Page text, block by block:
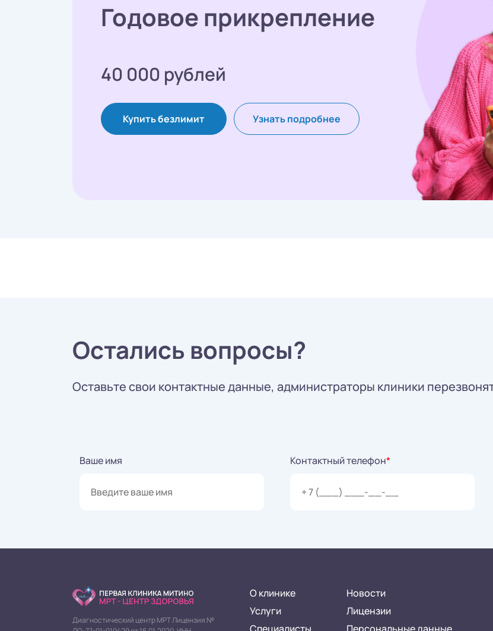
Годовое прикрепление
40 000 рублей
Купить безлимит Узнать подробнее
Остались вопросы?
Оставьте свои контактные данные, администраторы клиники
Ваше имя Контактный телефон*
Диагностический центр МРТ Лицензия №
О клинике
Услуги
Новости
Лицензии